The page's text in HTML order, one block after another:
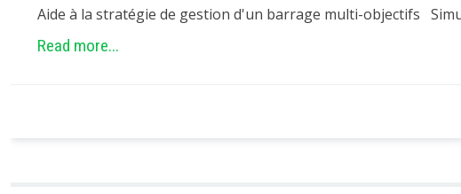
Aide à la stratégie de gestion d'un barrage multi-
Read more...